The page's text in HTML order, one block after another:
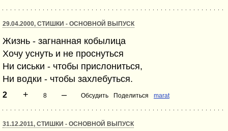
29.04.2000, СТИШКИ - ОСНОВНОЙ ВЫПУСК
Жизнь - загнанная кобылица
Хочу уснуть и не проснуться
Ни сиськи - чтобы прислониться,
Ни водки - чтобы захлебуться.
2 + 8 – Обсудить Поделиться marat
31.12.2011, СТИШКИ - ОСНОВНОЙ ВЫПУСК